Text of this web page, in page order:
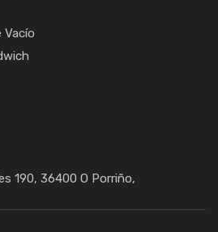
Vacío
190, 36400 O Porriño,